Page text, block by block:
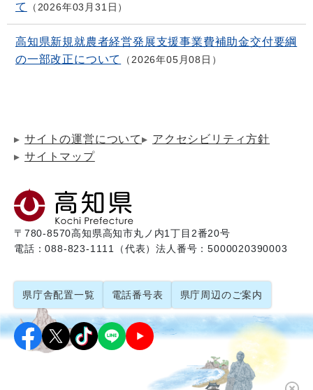
て
2026年03月31日
高知県新規就農者経営発展支援事業費補助金交付要綱
の一部改正について
2026年05月08日
サイトの運営について
アクセシビリティ方針
サイトマップ
〒780-8570高知県高知市丸ノ内1丁目2番20号
電話：088-823-1111（代表）法人番号：5000020390003
県庁舎配置一覧 電話番号表 県庁周辺のご案内